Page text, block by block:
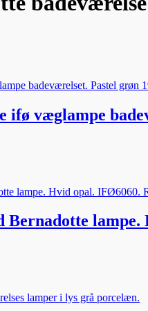
ifø væglampe
Bernadotte